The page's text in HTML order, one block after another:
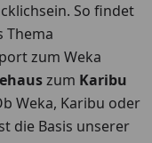
So findet
Thema
zum Weka
zum Karibu
Weka, Karibu oder
die Basis unserer